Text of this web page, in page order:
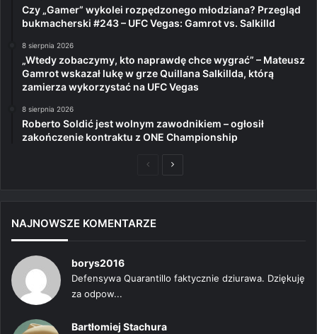
Czy „Gamer” wykolei rozpędzonego młodziana? Przegląd
bukmacherski #243 – UFC Vegas: Gamrot vs. Salkilld
8 sierpnia 2026
„Wtedy zobaczymy, kto naprawdę chce wygrać” – Mateusz
Gamrot wskazał lukę w grze Quillana Salkillda, którą
zamierza wykorzystać na UFC Vegas
8 sierpnia 2026
Roberto Soldić jest wolnym zawodnikiem – ogłosił
zakończenie kontraktu z ONE Championship
PoprzedniaNastępna
NAJNOWSZE KOMENTARZE
borys2016
Defensywa Quarantillo faktycznie dziurawa. Dziękuję
za odpow...
Bartłomiej Stachura